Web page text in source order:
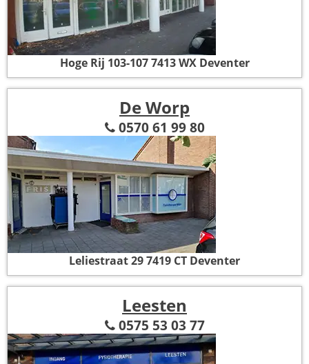
Hoge Rij 103-1077413 WX Deventer
De Worp
0570 61 99 80
Leliestraat 297419 CT Deventer
Leesten
0575 53 03 77